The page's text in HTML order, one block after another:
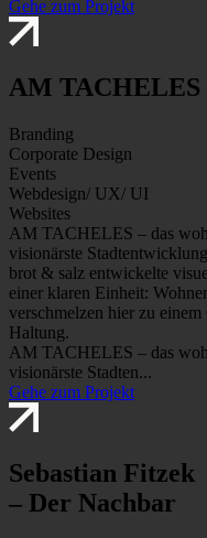
Gehe zum Projekt
AM TACHELES
Branding
Corporate Design
Events
Webdesign/ UX/ UI
Websites
AM TACHELES – das
visionärste
brot & salz entwickelte
einer klaren Einheit:
verschmelzen hier zu
Haltung.
AM TACHELES – das
visionärste Stadten...
Gehe zum Projekt
Sebastian Fitzek
– Der Nachbar